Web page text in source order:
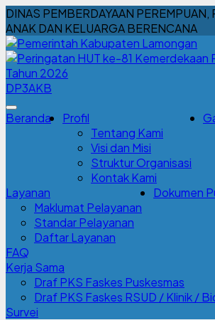
DINAS PEMBERDAYAAN PEREMPUAN,
ANAK DAN KELUARGA BERENCANA
DP3AKB
Beranda
Profil
Tentang Kami
Visi dan Misi
Struktur Organisasi
Kontak Kami
Layanan
Maklumat Pelayanan
Standar Pelayanan
Daftar Layanan
Dokumen
FAQ
Kerja Sama
Draf PKS Faskes Puskesmas
Draf PKS Faskes RSUD / Klinik /
Survei